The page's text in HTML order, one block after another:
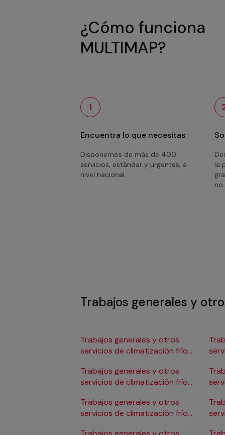
¿Cómo funciona
MULTIMAP?
1
Encuentra lo que necesitas
Disponemos de más de 400
servicios, estándar y urgentes, a
nivel nacional.
la
no
Trabajos generales y
Trabajos generales y otros
servicios de climatización frío
Trabajos generales y otros
servicios de climatización frío
Trabajos generales y otros
servicios de climatización frío